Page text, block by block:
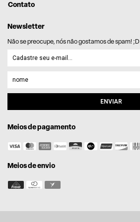
Contato
Newsletter
Não se preocupe, nós não gostamos de spam! ;D
Meios de pagamento
Meios de envio